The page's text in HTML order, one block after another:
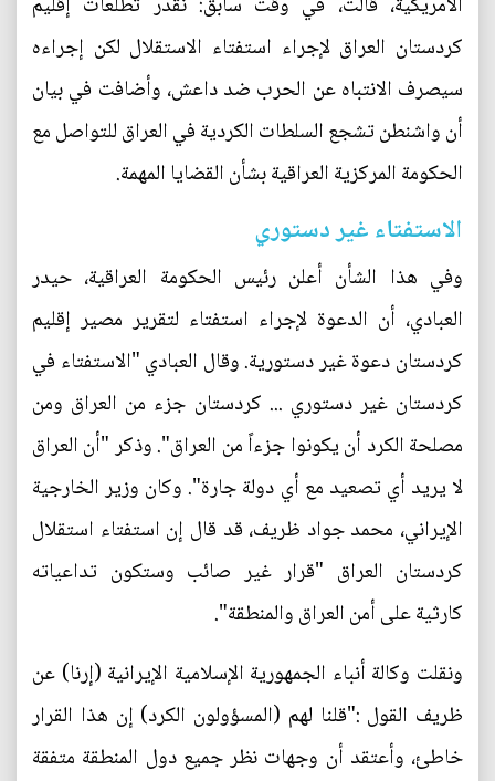
كردستان العراق لإجراء استفتاء الاستقلال لكن إجراءه
سيصرف الانتباه عن الحرب ضد داعش، وأضافت في بيان
أن واشنطن تشجع السلطات الكردية في العراق للتواصل مع
الحكومة المركزية العراقية بشأن القضايا المهمة.
الاستفتاء غير دستوري
وفي هذا الشأن أعلن رئيس الحكومة العراقية، حيدر
العبادي، أن الدعوة لإجراء استفتاء لتقرير مصير إقليم
كردستان دعوة غير دستورية. وقال العبادي "الاستفتاء في
كردستان غير دستوري ... كردستان جزء من العراق ومن
مصلحة الكرد أن يكونوا جزءاً من العراق". وذكر "أن العراق
لا يريد أي تصعيد مع أي دولة جارة". وكان وزير الخارجية
الإيراني، محمد جواد ظريف، قد قال إن استفتاء استقلال
كردستان العراق "قرار غير صائب وستكون تداعياته
كارثية على أمن العراق والمنطقة".
ونقلت وكالة أنباء الجمهورية الإسلامية الإيرانية (إرنا) عن
ظريف القول :"قلنا لهم (المسؤولون الكرد) إن هذا القرار
خاطئ، وأعتقد أن وجهات نظر جميع دول المنطقة متفقة